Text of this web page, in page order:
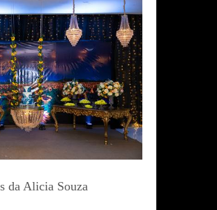
da Alicia Souza